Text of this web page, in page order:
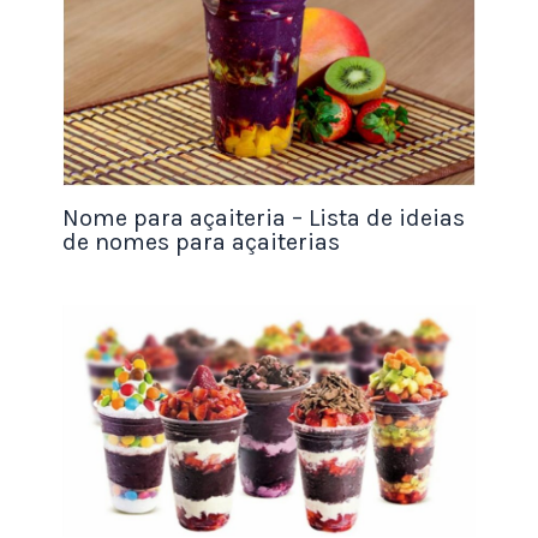
redes sociais, criar um site, entre outras
estratégias para atrair clientes e fidelizá-los.
Utilize o sitecanvapara criar conteudo para
divulgar em redes sociais.
Passo 7: Manutenção do negócio
qualidade oferecida aos seus clientes e seguindo
as normas e regulamentos necessários. Além
disso, é fundamental que você sempre esteja
buscando inovações e melhorias para o negócio,
para garantir sua evolução e crescimento.
Perguntas Frequentes
Nome para açaiteria – Lista de ideias
de nomes para açaiterias